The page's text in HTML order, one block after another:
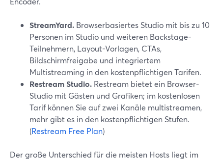
StreamYard. Browserbasiertes Studio mit bis zu 10
Personen im Studio und weiteren Backstage-
Teilnehmern, Layout-Vorlagen, CTAs,
Bildschirmfreigabe und integriertem
Multistreaming in den kostenpflichtigen Tarifen.
Restream Studio. Restream bietet ein Browser-
Studio mit Gästen und Grafiken; im kostenlosen
Tarif können Sie auf zwei Kanäle multistreamen,
mehr gibt es in den kostenpflichtigen Stufen.
(Restream Free Plan)
Der große Unterschied für die meisten Hosts liegt im